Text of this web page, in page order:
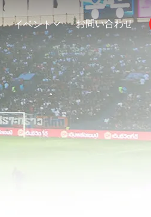
イベント お問い合わせ